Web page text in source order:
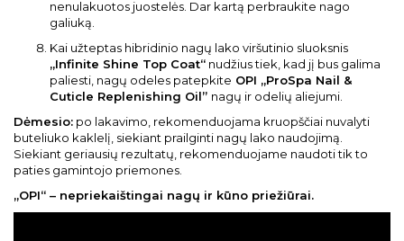
nenulakuotos juostelės. Dar kartą perbraukite nago
galiuką.
Kai užteptas hibridinio nagų lako viršutinio sluoksnis
„Infinite Shine Top Coat“ nudžius tiek, kad jį bus galima
paliesti, nagų odeles patepkite OPI „ProSpa Nail &
Cuticle Replenishing Oil” nagų ir odelių aliejumi.
Dėmesio: po lakavimo, rekomenduojama kruopščiai nuvalyti
buteliuko kaklelį, siekiant prailginti nagų lako naudojimą.
Siekiant geriausių rezultatų, rekomenduojame naudoti tik to
paties gamintojo priemones.
„OPI“ – nepriekaištingai nagų ir kūno priežiūrai.